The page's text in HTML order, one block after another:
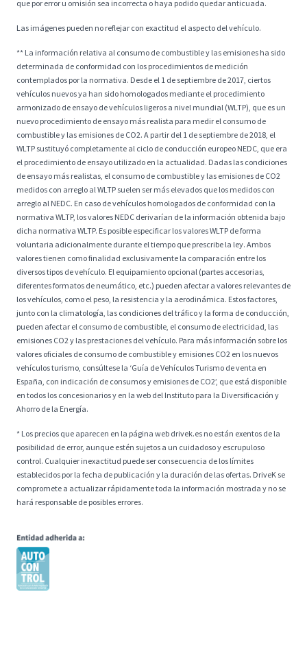
que por error u omisión sea incorrecta o haya podido quedar anticuada.
Las imágenes pueden no reflejar con exactitud el aspecto del vehículo.
** La información relativa al consumo de combustible y las emisiones ha sido
determinada de conformidad con los procedimientos de medición
contemplados por la normativa. Desde el 1 de septiembre de 2017, ciertos
vehículos nuevos ya han sido homologados mediante el procedimiento
armonizado de ensayo de vehículos ligeros a nivel mundial (WLTP), que es un
nuevo procedimiento de ensayo más realista para medir el consumo de
combustible y las emisiones de CO2. A partir del 1 de septiembre de 2018, el
WLTP sustituyó completamente al ciclo de conducción europeo NEDC, que era
el procedimiento de ensayo utilizado en la actualidad. Dadas las condiciones
de ensayo más realistas, el consumo de combustible y las emisiones de CO2
medidos con arreglo al WLTP suelen ser más elevados que los medidos con
arreglo al NEDC. En caso de vehículos homologados de conformidad con la
normativa WLTP, los valores NEDC derivarían de la información obtenida bajo
dicha normativa WLTP. Es posible especificar los valores WLTP de forma
voluntaria adicionalmente durante el tiempo que prescribe la ley. Ambos
valores tienen como finalidad exclusivamente la comparación entre los
diversos tipos de vehículo. El equipamiento opcional (partes accesorias,
diferentes formatos de neumático, etc.) pueden afectar a valores relevantes de
los vehículos, como el peso, la resistencia y la aerodinámica. Estos factores,
junto con la climatología, las condiciones del tráfico y la forma de conducción,
pueden afectar el consumo de combustible, el consumo de electricidad, las
emisiones CO2 y las prestaciones del vehículo. Para más información sobre los
valores oficiales de consumo de combustible y emisiones CO2 en los nuevos
vehículos turismo, consúltese la ‘Guía de Vehículos Turismo de venta en
España, con indicación de consumos y emisiones de CO2’, que está disponible
en todos los concesionarios y en la web del Instituto para la Diversificación y
Ahorro de la Energía.
* Los precios que aparecen en la página web drivek.es no están exentos de la
posibilidad de error, aunque estén sujetos a un cuidadoso y escrupuloso
control. Cualquier inexactitud puede ser consecuencia de los límites
establecidos por la fecha de publicación y la duración de las ofertas. DriveK se
compromete a actualizar rápidamente toda la información mostrada y no se
hará responsable de posibles errores.